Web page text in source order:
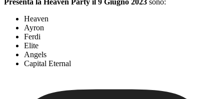
Presenta la Heaven Party il 9 Giugno 2023 sono:
Heaven
Ayron
Ferdi
Elite
Angels
Capital Eternal